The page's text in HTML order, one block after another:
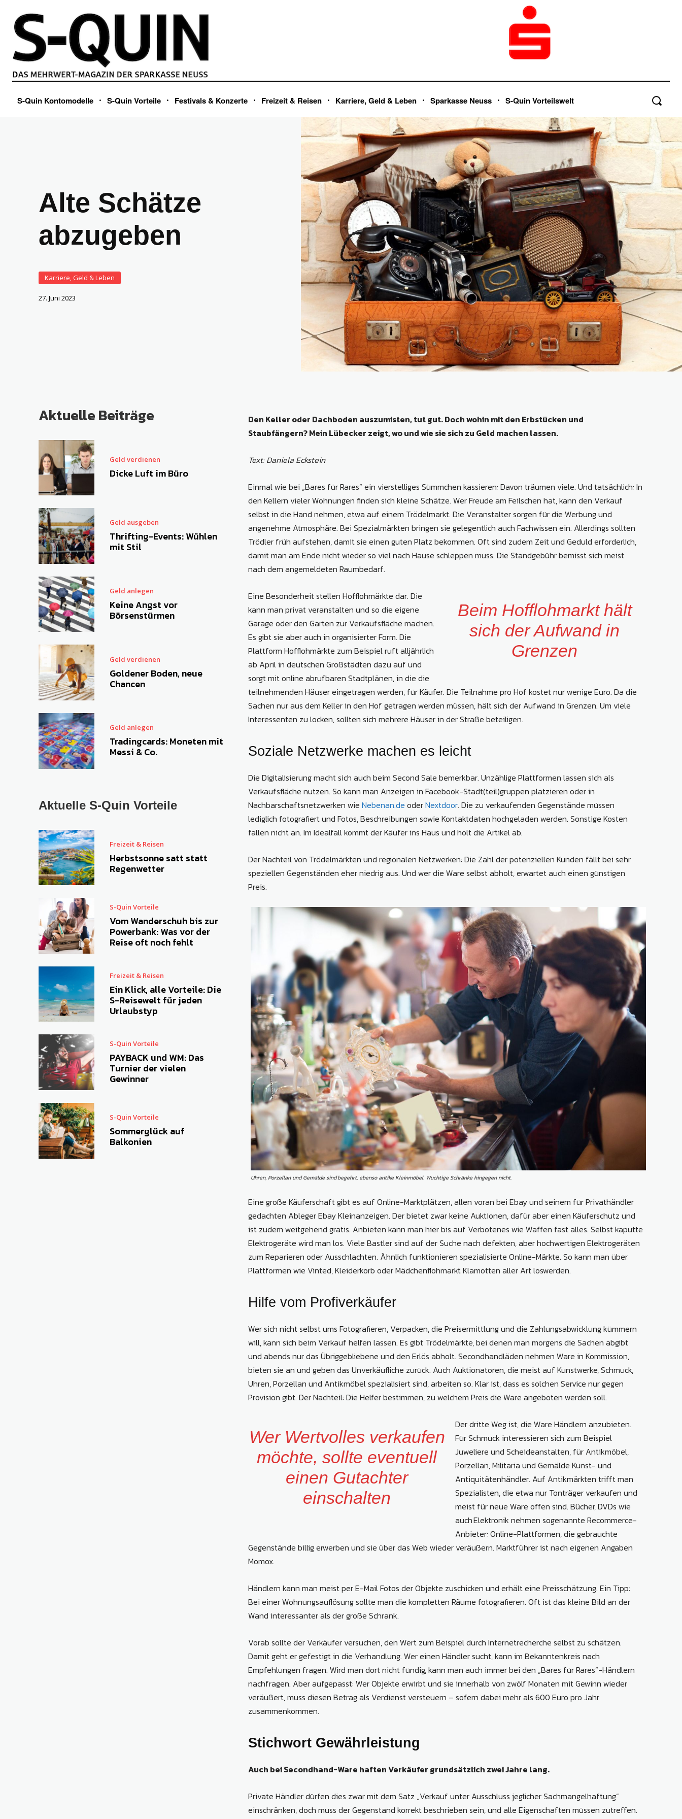
S-Quin Kontomodelle S-Quin Vorteile Festivals & Konzerte Freizeit & Reisen Karriere, Geld & Leben Sparkasse Neuss S-Quin Vorteilswelt
Alte Schätze
abzugeben
Karriere, Geld & Leben
27. Juni 2023
Aktuelle Beiträge
Geld verdienen
Dicke Luft im Büro
Geld ausgeben
Thrifting-Events: Wühlen
mit Stil
Geld anlegen
Keine Angst vor
Börsenstürmen
Geld verdienen
Goldener Boden, neue
Chancen
Geld anlegen
Tradingcards: Moneten mit
Messi & Co.
Aktuelle S-Quin Vorteile
Freizeit & Reisen
Herbstsonne satt statt
Regenwetter
S-Quin Vorteile
Vom Wanderschuh bis zur
Powerbank: Was vor der
Reise oft noch fehlt
Freizeit & Reisen
Ein Klick, alle Vorteile: Die
S-Reisewelt für jeden
Urlaubstyp
S-Quin Vorteile
PAYBACK und WM: Das
Turnier der vielen
Gewinner
S-Quin Vorteile
Sommerglück auf
Balkonien
Den Keller oder Dachboden auszumisten, tut gut. Doch wohin mit den Erbstücken und
Staubfängern? Mein Lübecker zeigt, wo und wie sie sich zu Geld machen lassen.
Text: Daniela Eckstein
Einmal wie bei „Bares für Rares“ ein vierstelliges Sümmchen kassieren: Davon träumen viele. Und tatsächlich: In
den Kellern vieler Wohnungen finden sich kleine Schätze. Wer Freude am Feilschen hat, kann den Verkauf
selbst in die Hand nehmen, etwa auf einem Trödelmarkt. Die Veranstalter sorgen für die Werbung und
angenehme Atmosphäre. Bei Spezialmärkten bringen sie gelegentlich auch Fachwissen ein. Allerdings sollten
Trödler früh aufstehen, damit sie einen guten Platz bekommen. Oft sind zudem Zeit und Geduld erforderlich,
damit man am Ende nicht wieder so viel nach Hause schleppen muss. Die Standgebühr bemisst sich meist
nach dem angemeldeten Raumbedarf.
Beim Hofflohmarkt hält
sich der Aufwand in
Grenzen
Eine Besonderheit stellen Hofflohmärkte dar. Die
kann man privat veranstalten und so die eigene
Garage oder den Garten zur Verkaufsfläche machen.
Es gibt sie aber auch in organisierter Form. Die
Plattform Hofflohmärkte zum Beispiel ruft alljährlich
ab April in deutschen Großstädten dazu auf und
sorgt mit online abrufbaren Stadtplänen, in die die
teilnehmenden Häuser eingetragen werden, für Käufer. Die Teilnahme pro Hof kostet nur wenige Euro. Da die
Sachen nur aus dem Keller in den Hof getragen werden müssen, hält sich der Aufwand in Grenzen. Um viele
Interessenten zu locken, sollten sich mehrere Häuser in der Straße beteiligen.
Soziale Netzwerke machen es leicht
Die Digitalisierung macht sich auch beim Second Sale bemerkbar. Unzählige Plattformen lassen sich als
Verkaufsfläche nutzen. So kann man Anzeigen in Facebook-Stadt(teil)gruppen platzieren oder in
Nachbarschaftsnetzwerken wieNebenan.de oderNextdoor. Die zu verkaufenden Gegenstände müssen
lediglich fotografiert und Fotos, Beschreibungen sowie Kontaktdaten hochgeladen werden. Sonstige Kosten
fallen nicht an. Im Idealfall kommt der Käufer ins Haus und holt die Artikel ab.
Der Nachteil von Trödelmärkten und regionalen Netzwerken: Die Zahl der potenziellen Kunden fällt bei sehr
speziellen Gegenständen eher niedrig aus. Und wer die Ware selbst abholt, erwartet auch einen günstigen
Preis.
Uhren, Porzellan und Gemälde sind begehrt, ebenso antike Kleinmöbel. Wuchtige Schränke hingegen nicht.
Eine große Käuferschaft gibt es auf Online-Marktplätzen, allen voran bei Ebay und seinem für Privathändler
gedachten Ableger Ebay Kleinanzeigen. Der bietet zwar keine Auktionen, dafür aber einen Käuferschutz und
ist zudem weitgehend gratis. Anbieten kann man hier bis auf Verbotenes wie Waffen fast alles. Selbst kaputte
Elektrogeräte wird man los. Viele Bastler sind auf der Suche nach defekten, aber hochwertigen Elektrogeräten
zum Reparieren oder Ausschlachten. Ähnlich funktionieren spezialisierte Online-Märkte. So kann man über
Plattformen wie Vinted, Kleiderkorb oder Mädchenflohmarkt Klamotten aller Art loswerden.
Hilfe vom Profiverkäufer
Wer sich nicht selbst ums Fotografieren, Verpacken, die Preisermittlung und die Zahlungsabwicklung kümmern
will, kann sich beim Verkauf helfen lassen. Es gibt Trödelmärkte, bei denen man morgens die Sachen abgibt
und abends nur das Übriggebliebene und den Erlös abholt. Secondhandläden nehmen Ware in Kommission,
bieten sie an und geben das Unverkäufliche zurück. Auch Auktionatoren, die meist auf Kunstwerke, Schmuck,
Uhren, Porzellan und Antikmöbel spezialisiert sind, arbeiten so. Klar ist, dass es solchen Service nur gegen
Provision gibt. Der Nachteil: Die Helfer bestimmen, zu welchem Preis die Ware angeboten werden soll.
Wer Wertvolles verkaufen
möchte, sollte eventuell
einen Gutachter
einschalten
Der dritte Weg ist, die Ware Händlern anzubieten.
Für Schmuck interessieren sich zum Beispiel
Juweliere und Scheideanstalten, für Antikmöbel,
Porzellan, Militaria und Gemälde Kunst- und
Antiquitätenhändler. Auf Antikmärkten trifft man
Spezialisten, die etwa nur Tonträger verkaufen und
meist für neue Ware offen sind. Bücher, DVDs wie
auch Elektronik nehmen sogenannte Recommerce-
Anbieter: Online-Plattformen, die gebrauchte
Gegenstände billig erwerben und sie über das Web wieder veräußern. Marktführer ist nach eigenen Angaben
Momox.
Händlern kann man meist per E-Mail Fotos der Objekte zuschicken und erhält eine Preisschätzung. Ein Tipp:
Bei einer Wohnungsauflösung sollte man die kompletten Räume fotografieren. Oft ist das kleine Bild an der
Wand interessanter als der große Schrank.
Vorab sollte der Verkäufer versuchen, den Wert zum Beispiel durch Internetrecherche selbst zu schätzen.
Damit geht er gefestigt in die Verhandlung. Wer einen Händler sucht, kann im Bekanntenkreis nach
Empfehlungen fragen. Wird man dort nicht fündig, kann man auch immer bei den „Bares für Rares“-Händlern
nachfragen. Aber aufgepasst: Wer Objekte erwirbt und sie innerhalb von zwölf Monaten mit Gewinn wieder
veräußert, muss diesen Betrag als Verdienst versteuern – sofern dabei mehr als 600 Euro pro Jahr
zusammenkommen.
Stichwort Gewährleistung
Auch bei Secondhand-Ware haften Verkäufer grundsätzlich zwei Jahre lang.
Private Händler dürfen dies zwar mit dem Satz „Verkauf unter Ausschluss jeglicher Sachmangelhaftung“
einschränken, doch muss der Gegenstand korrekt beschrieben sein, und alle Eigenschaften müssen zutreffen.